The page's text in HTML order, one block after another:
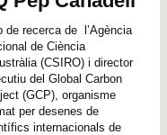
de recerca de l’Agència
de Ciència
(CSIRO) i director
del Global Carbon
(GCP), organisme
per desenes de
internacionals de